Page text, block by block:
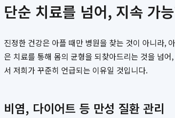
단순 치료를 넘어, 지속 가
진정한 건강은 아플 때만 병원을 찾는 것이 아니라,
은 치료를 통해 몸의 균형을 되찾아드리는 것을 넘
서 저희가 꾸준히 언급되는 이유일 것입니다.
비염, 다이어트 등 만성 질환 관리